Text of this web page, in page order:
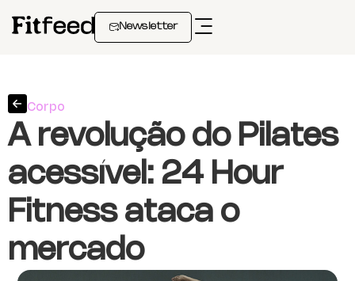
Newsletter
Corpo
A revolução do Pilates
acessível: 24 Hour
Fitness ataca o
mercado